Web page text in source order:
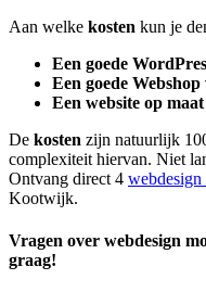
Aan welke kosten kun je
Een goede
Een goede
Een website op
De kosten zijn natuurlijk
complexiteit hiervan. Niet
Ontvang direct 4 webdesign
Kootwijk.
Vragen over webdesign
graag!